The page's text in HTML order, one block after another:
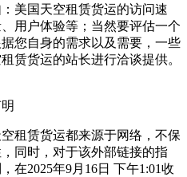
美国天空租赁货运的访问速
用户体验等；当然要评估一个
您自身的需求以及需要，一些
赁货运的站长进行洽谈提供。
租赁货运都来源于网络，不保
同时，对于该外部链接的指
在2025年9月16日 下午1:01收